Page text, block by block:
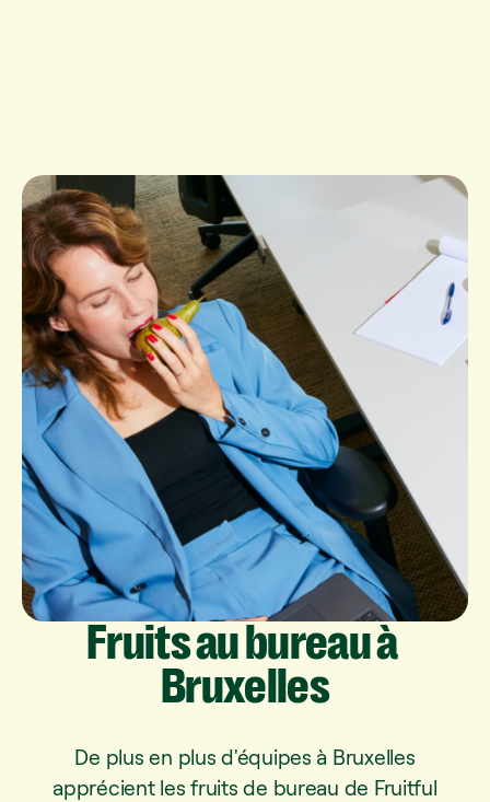
Fruitsaubureauà
Bruxelles
De plus en plus d'équipes à Bruxelles
apprécient les fruits de bureau de Fruitful